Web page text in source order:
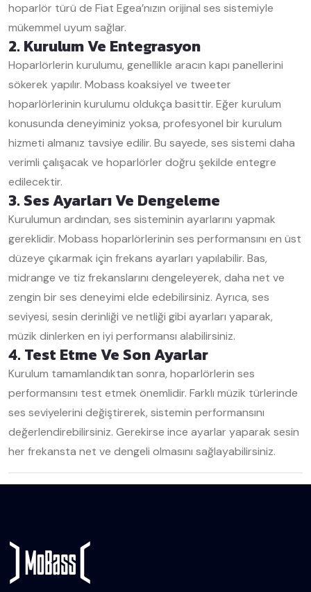
hoparlör türü de Fiat Egea’nızın orijinal ses sistemiyle
mükemmel uyum sağlar.
2. Kurulum Ve Entegrasyon
Hoparlörlerin kurulumu, genellikle aracın kapı panellerini
sökerek yapılır. Mobass koaksiyel ve tweeter
hoparlörlerinin kurulumu oldukça basittir. Eğer kurulum
konusunda deneyiminiz yoksa, profesyonel bir kurulum
hizmeti almanız tavsiye edilir. Bu sayede, ses sistemi daha
verimli çalışacak ve hoparlörler doğru şekilde entegre
edilecektir.
3. Ses Ayarları Ve Dengeleme
Kurulumun ardından, ses sisteminin ayarlarını yapmak
gereklidir. Mobass hoparlörlerinin ses performansını en üst
düzeye çıkarmak için frekans ayarları yapılabilir. Bas,
midrange ve tiz frekanslarını dengeleyerek, daha net ve
zengin bir ses deneyimi elde edebilirsiniz. Ayrıca, ses
seviyesi, sesin derinliği ve netliği gibi ayarları yaparak,
müzik dinlerken en iyi performansı alabilirsiniz.
4. Test Etme Ve Son Ayarlar
Kurulum tamamlandıktan sonra, hoparlörlerin ses
performansını test etmek önemlidir. Farklı müzik türlerinde
ses seviyelerini değiştirerek, sistemin performansını
değerlendirebilirsiniz. Gerekirse ince ayarlar yaparak sesin
her frekansta net ve dengeli olmasını sağlayabilirsiniz.